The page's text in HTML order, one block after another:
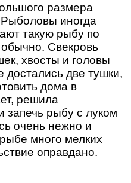
размера
иногда
такую рыбу по
Свекровь
хвосты и головы
достались две тушки,
дома в
решила
запечь рыбу с луком
очень нежно и
много мелких
оправдано.